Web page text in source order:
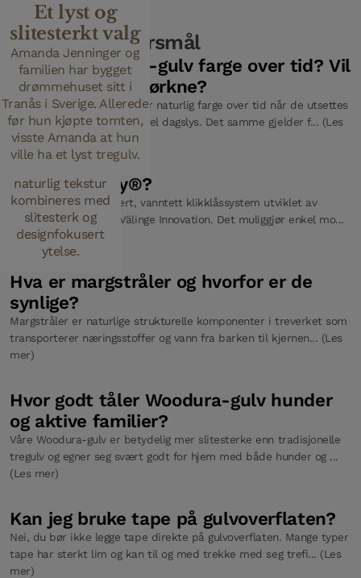
Hvorfor
velge børstet
tregulv i
hjemmet
ditt?
Børstet tregulv er i
ferd med å bli et
kjennetegn i
moderne hjem, der
naturlig tekstur
kombineres med
slitesterk og
designfokusert
ytelse.
Et lyst og
slitesterkt valg
Amanda Jenninger og
familien har bygget
drømmehuset sitt i
Tranås i Sverige. Allerede
før hun kjøpte tomten,
visste Amanda at hun
ville ha et lyst tregulv.
Ofte stilte spørsmål
Endrer Woodura-gulv farge over tid? Vil
de gulne eller mørkne?
Tregulv og tremøbler endrer naturlig farge over tid når de utsettes
for UV-lys, som for eksempel dagslys. Det samme gjelder f... (Les
mer)
Hva er 5G Dry®?
5G Dry® er et patentert, vanntett klikklåssystem utviklet av
Bjelins søsterselskap Välinge Innovation. Det muliggjør enkel mo...
(Les mer)
Hva er margstråler og hvorfor er de
synlige?
Margstråler er naturlige strukturelle komponenter i treverket som
transporterer næringsstoffer og vann fra barken til kjernen... (Les
mer)
Hvor godt tåler Woodura-gulv hunder
og aktive familier?
Våre Woodura-gulv er betydelig mer slitesterke enn tradisjonelle
tregulv og egner seg svært godt for hjem med både hunder og ...
(Les mer)
Kan jeg bruke tape på gulvoverflaten?
Nei, du bør ikke legge tape direkte på gulvoverflaten. Mange typer
tape har sterkt lim og kan til og med trekke med seg trefi... (Les
mer)